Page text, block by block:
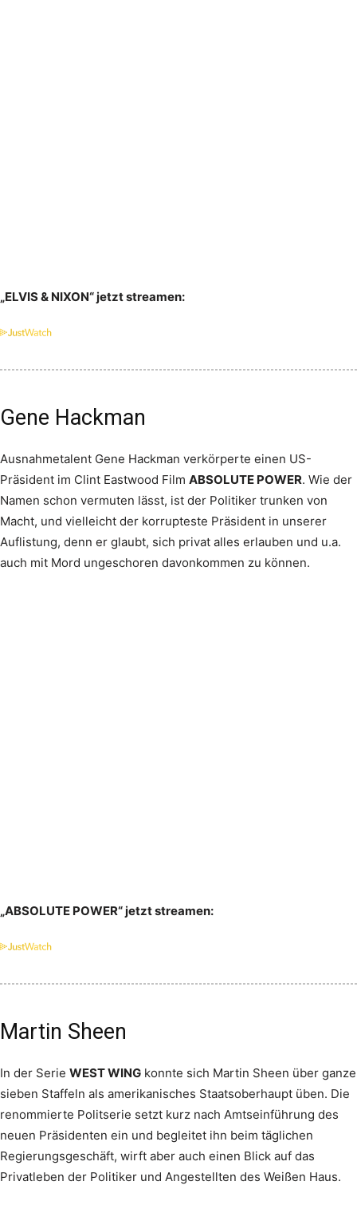
„ELVIS & NIXON“ jetzt streamen:
Gene Hackman
Ausnahmetalent Gene Hackman verkörperte einen US-
Präsident im Clint Eastwood Film ABSOLUTE POWER. Wie der
Namen schon vermuten lässt, ist der Politiker trunken von
Macht, und vielleicht der korrupteste Präsident in unserer
Auflistung, denn er glaubt, sich privat alles erlauben und u.a.
auch mit Mord ungeschoren davonkommen zu können.
„ABSOLUTE POWER“ jetzt streamen:
Martin Sheen
In der Serie WEST WING konnte sich Martin Sheen über ganze
sieben Staffeln als amerikanisches Staatsoberhaupt üben. Die
renommierte Politserie setzt kurz nach Amtseinführung des
neuen Präsidenten ein und begleitet ihn beim täglichen
Regierungsgeschäft, wirft aber auch einen Blick auf das
Privatleben der Politiker und Angestellten des Weißen Haus.